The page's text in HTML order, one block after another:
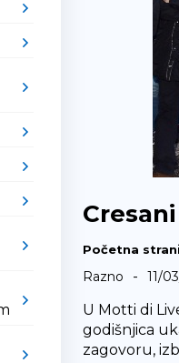
Početna
Razno - 11/
U Motti di
godišnjica
zagovoru,